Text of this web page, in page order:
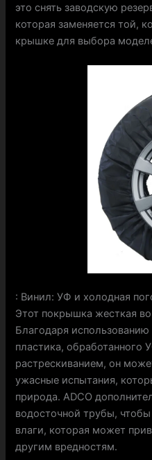
это снять заводскую
которая заменяется той,
крышке для выбора
: Винил: УФ и холодная
Этот покрышка жесткая
Благодаря
пластика,
растрескиванием, он
ужасные испытания,
природа. ADCO
водосточной трубы,
влаги, которая может
другим вредностям.